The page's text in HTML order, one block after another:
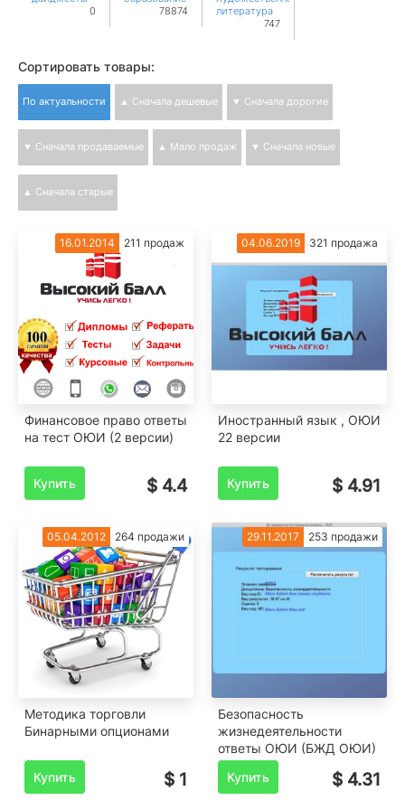
0
78874
литература
747
Сортировать товары:
По актуальности ▲ Сначала дешевые ▼ Сначала дорогие
▼ Сначала продаваемые ▲ Мало продаж ▼ Сначала новые
▲ Сначала старые
16.01.2014 211 продаж
Финансовое право ответы
на тест ОЮИ (2 версии)
Купить $ 4.4
04.06.2019 321 продажа
Иностранный язык , ОЮИ
22 версии
Купить $ 4.91
05.04.2012 264 продажи
Методика торговли
Бинарными опционами
Купить $ 1
29.11.2017 253 продажи
Безопасность
жизнедеятельности
ответы ОЮИ (БЖД ОЮИ)
Купить
$ 4.31